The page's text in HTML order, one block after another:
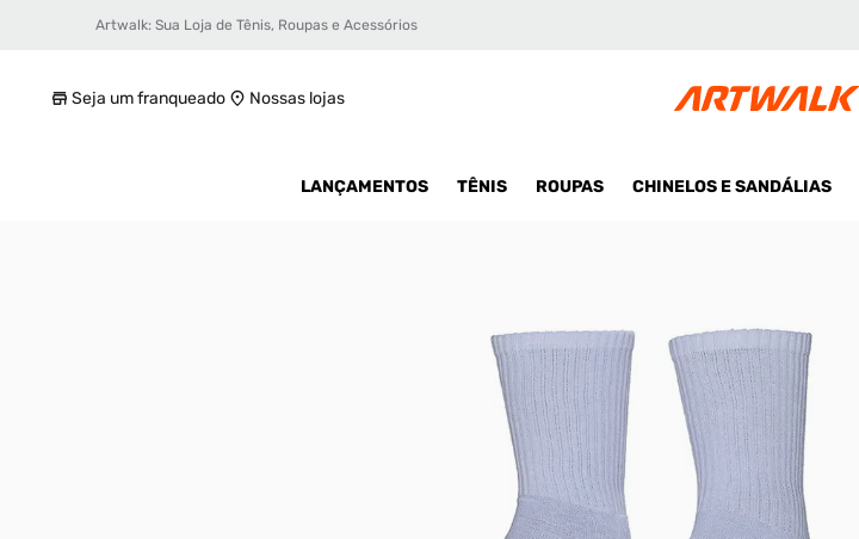
Artwalk: Sua Loja de Tênis, Roupas e Acessórios
Seja um franqueado Nossas lojas
LANÇAMENTOS TÊNIS ROUPAS CHINELOS E SANDÁLIAS
Meia Artwalk Kit 3 Cano Longo 3 Unissex